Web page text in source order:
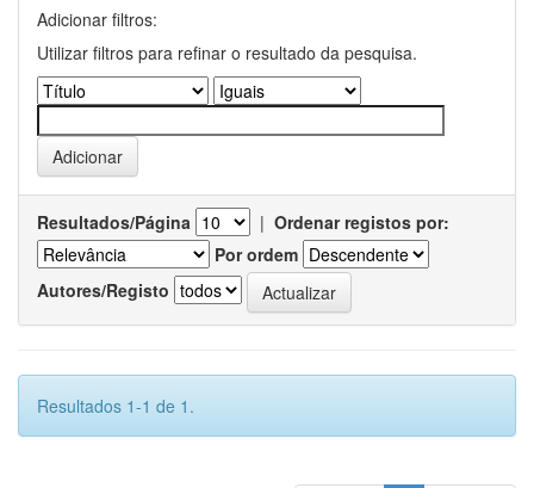
Adicionar filtros:
Utilizar filtros para refinar o resultado da pesquisa.
Resultados/Página | Ordenar registos por:
Por ordem
Autores/Registo
Resultados 1-1 de 1.